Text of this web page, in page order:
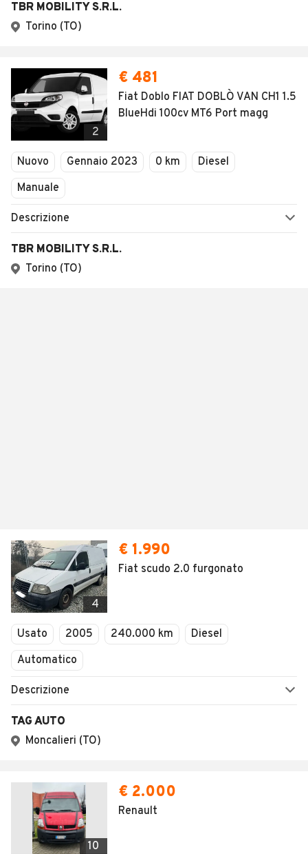
TBR MOBILITY S.R.L.
Torino (TO)
2
€ 481
Fiat Doblo FIAT DOBLÒ VAN CH1 1.5
BlueHdi 100cv MT6 Port magg
Nuovo Gennaio 2023 0 km
Diesel
Manuale
Descrizione
TBR MOBILITY S.R.L.
Torino (TO)
4
€ 1.990
Fiat scudo 2.0 furgonato
Usato 2005 240.000 km
Diesel
Automatico
Descrizione
TAG AUTO
Moncalieri (TO)
10
€ 2.000
Renault